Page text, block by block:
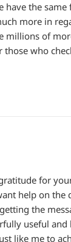
have the
more in
millions of
those who
for
help on the
the
useful and
like me to